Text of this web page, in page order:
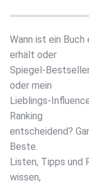
Wann ist ein
erhält oder
Spiegel-
oder mein
Lieblings-
Ranking
entscheidend?
Beste.
Listen, Tipps und
wissen,